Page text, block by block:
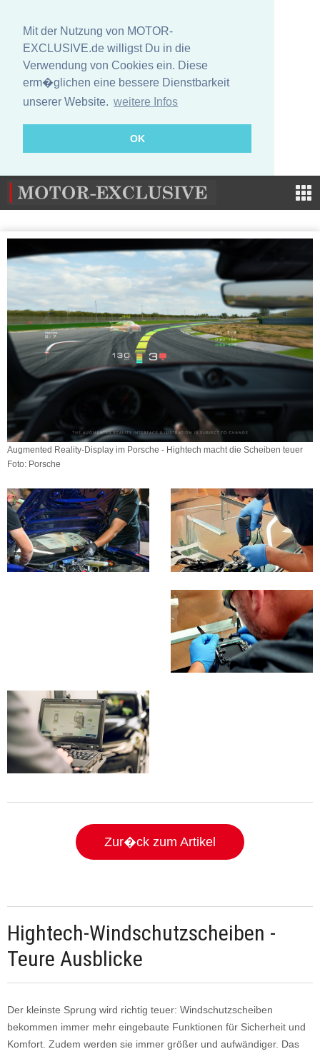
Mit der Nutzung von MOTOR-
EXCLUSIVE.de willigst Du in die
Verwendung von Cookies ein. Diese
erm�glichen eine bessere Dienstbarkeit
unserer Website. weitere Infos
OK
Augmented Reality-Display im Porsche - Hightech macht die Scheiben teuer
Foto: Porsche
Zur�ck zum Artikel
Hightech-Windschutzscheiben -
Teure Ausblicke
Der kleinste Sprung wird richtig teuer: Windschutzscheiben
bekommen immer mehr eingebaute Funktionen für Sicherheit und
Komfort. Zudem werden sie immer größer und aufwändiger. Das